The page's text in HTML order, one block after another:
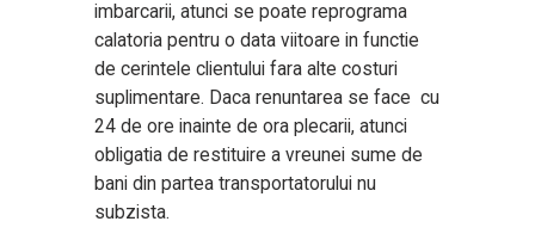
imbarcarii, atunci se poate reprograma
calatoria pentru o data viitoare in functie
de cerintele clientului fara alte costuri
suplimentare. Daca renuntarea se face cu
24 de ore inainte de ora plecarii, atunci
obligatia de restituire a vreunei sume de
bani din partea transportatorului nu
subzista.